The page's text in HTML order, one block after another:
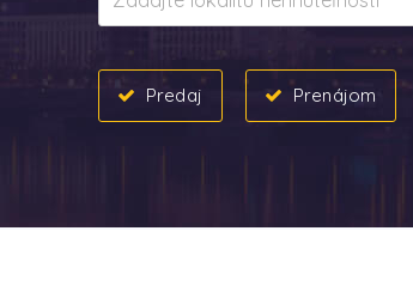
Predaj Prenájom